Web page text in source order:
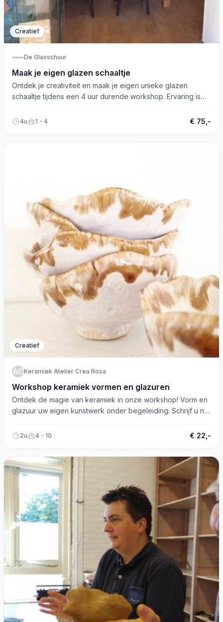
Creatief
De Glasschuur
Maak je eigen glazen schaaltje
Ontdek je creativiteit en maak je eigen unieke glazen
schaaltje tijdens een 4 uur durende workshop. Ervaring is
4u 1 - 4 € 75,-
Creatief
KACRKeramiek Atelier Crea Rosa
Workshop keramiek vormen en glazuren
Ontdek de magie van keramiek in onze workshop! Vorm en
glazuur uw eigen kunstwerk onder begeleiding. Schrijf u nu
2u 4 - 10 € 22,-